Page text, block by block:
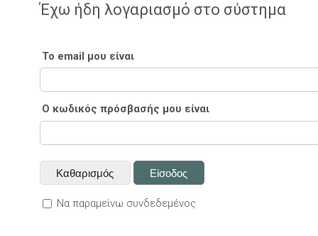
Έχω ήδη λογαριασμό στο σύστημα
Το email μου είναι
Ο κωδικός πρόσβασής μου είναι
Να παραμείνω συνδεδεμένος